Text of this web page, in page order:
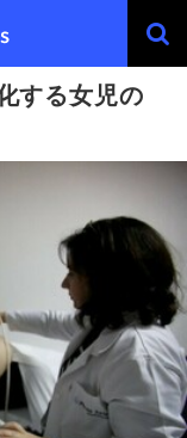
する女児の